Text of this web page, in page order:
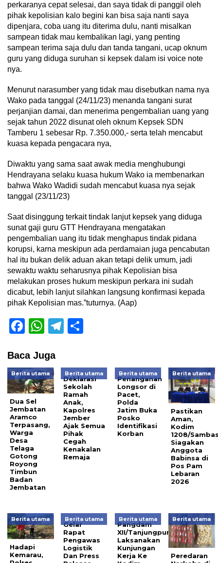
perkaranya cepat selesai, dan saya tidak di panggil oleh
pihak kepolisian kalo begini kan bisa saja nanti saya
dipenjara, coba uang itu diterima dulu, nanti misalkan
sampean tidak mau kembalikan lagi, yang penting
sampean terima saja dulu dan tanda tangani, ucap oknum
guru yang diduga suruhan si kepsek dalam isi voice note
nya.
Menurut narasumber yang tidak mau disebutkan nama nya
Wako pada tanggal (24/11/23) menanda tangani surat
perjanjian damai, dan menerima pengembalian uang yang
sejak tahun 2022 disunat oleh oknum Kepsek SDN
Tamberu 1 sebesar Rp. 7.350.000,- serta telah mencabut
kuasa kepada pengacara nya,
Diwaktu yang sama saat awak media menghubungi
Hendrayana selaku kuasa hukum Wako ia membenarkan
bahwa Wako Wadidi sudah mencabut kuasa nya sejak
tanggal (23/11/23)
Saat disinggung terkait tindak lanjut kepsek yang diduga
sunat gaji guru GTT Hendrayana mengatakan
pengembalian uang itu tidak menghapus tindak pidana
korupsi, karna meskipun ada perdamaian juga pencabutan
hal itu bukan delik aduan akan tetapi delik umum, jadi
sewaktu waktu seharusnya pihak Kepolisian bisa
melakukan proses hukum meskipun perkara ini sudah
dicabut, lebih lanjut silahkan langsung konfirmasi kepada
pihak Kepolisian mas.”tuturnya. (Aap)
Facebook
WhatsApp
Telegram
Baca Juga
Berita utama
Dua Sel
Jembatan
Aramco
Terpasang,
Warga
Desa
Telaga
Gotong
Royong
Timbun
Badan
Jembatan
Berita utama
Deklarasi
Sekolah
Ramah
Anak,
Kapolres
Jember
Ajak Semua
Pihak
Cegah
Kenakalan
Remaja
Berita utama
Penanganan
Longsor di
Pacet,
Polda
Jatim Buka
Posko
Identifikasi
Korban
Berita utama
Pastikan
Aman,
Kodim
1208/
Siagakan
Anggota
Babinsa di
Pos Pam
Lebaran
2026
Berita utama
Hadapi
Kemarau,
Berita utama
Gelar
Rapat
Pengawas
Logistik
Dan Press
Berita utama
Pangdam
XII/Tanjungpura
Laksanakan
Kunjungan
Kerja Ke
Berita utama
Peredaran